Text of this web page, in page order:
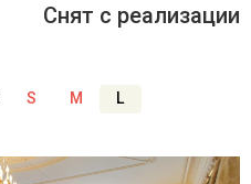
Снят с реализации
S M L